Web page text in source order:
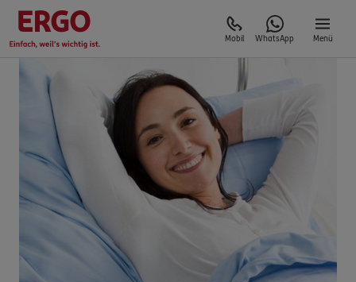
Mobil WhatsApp Menü